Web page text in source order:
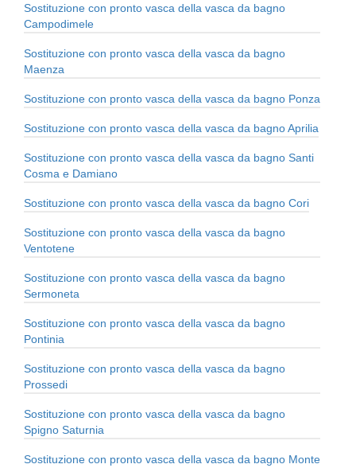
Sostituzione con pronto vasca della vasca da bagno
Campodimele
Sostituzione con pronto vasca della vasca da bagno
Maenza
Sostituzione con pronto vasca della vasca da bagno Ponza
Sostituzione con pronto vasca della vasca da bagno Aprilia
Sostituzione con pronto vasca della vasca da bagno Santi
Cosma e Damiano
Sostituzione con pronto vasca della vasca da bagno Cori
Sostituzione con pronto vasca della vasca da bagno
Ventotene
Sostituzione con pronto vasca della vasca da bagno
Sermoneta
Sostituzione con pronto vasca della vasca da bagno
Pontinia
Sostituzione con pronto vasca della vasca da bagno
Prossedi
Sostituzione con pronto vasca della vasca da bagno
Spigno Saturnia
Sostituzione con pronto vasca della vasca da bagno Monte